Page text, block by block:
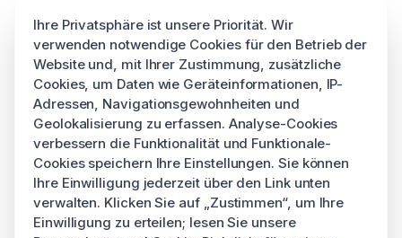
Ihre Privatsphäre ist unsere Priorität. Wir
verwenden notwendige Cookies für den Betrieb der
Website und, mit Ihrer Zustimmung, zusätzliche
Cookies, um Daten wie Geräteinformationen, IP-
Adressen, Navigationsgewohnheiten und
Geolokalisierung zu erfassen. Analyse-Cookies
verbessern die Funktionalität und Funktionale-
Cookies speichern Ihre Einstellungen. Sie können
Ihre Einwilligung jederzeit über den Link unten
verwalten. Klicken Sie auf „Zustimmen“, um Ihre
Einwilligung zu erteilen; lesen Sie unsere